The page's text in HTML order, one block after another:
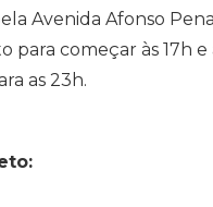
Avenida Afonso
para começar às 17h e
as 23h.